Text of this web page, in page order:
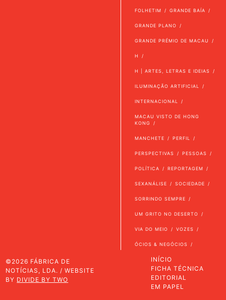
FOLHETIM GRANDE BAÍA
GRANDE PLANO
GRANDE PRÉMIO DE MACAU
H
H | ARTES, LETRAS E IDEIAS
ILUMINAÇÃO ARTIFICIAL
INTERNACIONAL
MACAU VISTO DE HONG
KONG
MANCHETE PERFIL
PERSPECTIVAS PESSOAS
POLÍTICA REPORTAGEM
SEXANÁLISE SOCIEDADE
SORRINDO SEMPRE
UM GRITO NO DESERTO
VIA DO MEIO VOZES
ÓCIOS & NEGÓCIOS
©2026 FÁBRICA DE
NOTÍCIAS, LDA. / WEBSITE
BY DIVIDE BY TWO
INÍCIO
FICHA TÉCNICA
EDITORIAL
EM PAPEL